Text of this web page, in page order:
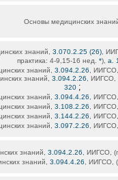
Основы медицинских
знаний,3.070.2.25 (26) ,
практика: 4-9,15-16 нед. *), а.
знаний, 3.094.2.26 ,
знаний,3.094.2.26
,
320 ;
знаний, 3.094.4.26 ,
знаний, 3.108.2.26 ,
знаний, 3.144.2.26 ,
знаний, 3.097.2.26 ,
знаний,3.094.2.26
, ИИГСО,
знаний, 3.094.4.26 , ИИГСО,